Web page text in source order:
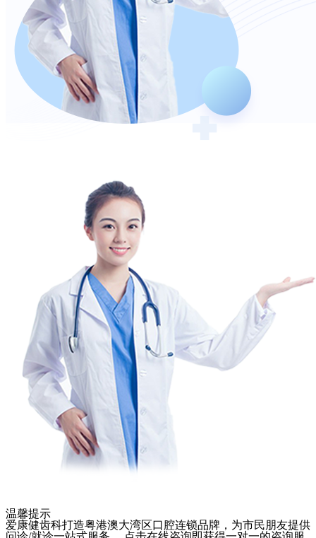
温馨提示
爱康健齿科打造粤港澳大湾区口腔连锁品牌，为市民朋友提供